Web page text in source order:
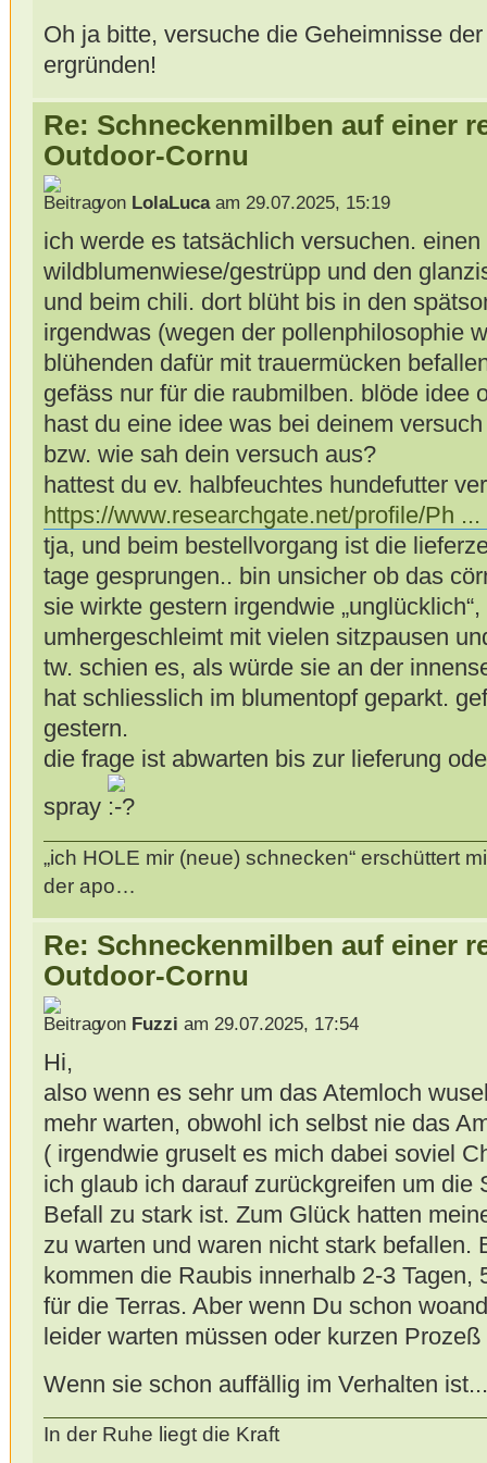
Oh ja bitte, versuche die Geheimnisse
ergründen!
Re: Schneckenmilben auf einer
Outdoor-Cornu
von LolaLucaam 29.07.2025, 15:19
ich werde es tatsächlich versuchen.
wildblumenwiese/gestrüpp und den
und beim chili. dort blüht bis in den
irgendwas (wegen der pollenphilosophie
blühenden dafür mit trauermücken
gefäss nur für die raubmilben. blöde idee
hast du eine idee was bei deinem
bzw. wie sah dein versuch aus?
hattest du ev. halbfeuchtes hundefutter
https://www.researchgate.net/profile/Ph
tja, und beim bestellvorgang ist die
tage gesprungen.. bin unsicher ob das
sie wirkte gestern irgendwie
umhergeschleimt mit vielen sitzpausen
tw. schien es, als würde sie an der
hat schliesslich im blumentopf geparkt.
gestern.
die frage ist abwarten bis zur lieferung
spray
„ich HOLE mir (neue) schnecken“ erschüttert
der apo…
Re: Schneckenmilben auf einer
Outdoor-Cornu
von Fuzzi am 29.07.2025, 17:54
Hi,
also wenn es sehr um das Atemloch
mehr warten, obwohl ich selbst nie das
( irgendwie gruselt es mich dabei soviel
ich glaub ich darauf zurückgreifen um die
Befall zu stark ist. Zum Glück hatten
zu warten und waren nicht stark befallen.
kommen die Raubis innerhalb 2-3 Tagen,
für die Terras. Aber wenn Du schon
leider warten müssen oder kurzen
Wenn sie schon auffällig im Verhalten
In der Ruhe liegt die Kraft